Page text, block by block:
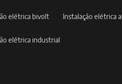
elétrica bivolt instalação elétrica
elétrica industrial